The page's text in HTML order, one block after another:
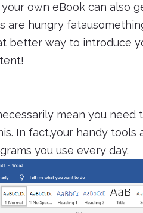
own eBook can also
are hungry
better way to introduce
mean you need
In fact,your handy tools
you use every day.